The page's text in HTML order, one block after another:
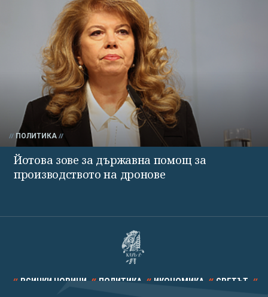
ПОЛИТИКА
Йотова зове за държавна помощ за
производството на дронове
ВСИЧКИ НОВИНИ ПОЛИТИКА ИКОНОМИКА СВЕТЪТ